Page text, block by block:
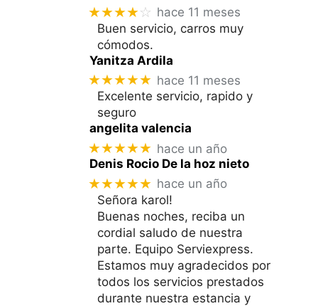
★★★★☆ hace 11 meses
Buen servicio, carros muy
cómodos.
Yanitza Ardila
★★★★★ hace 11 meses
Excelente servicio, rapido y
seguro
angelita valencia
★★★★★ hace un año
Denis Rocio De la hoz nieto
★★★★★ hace un año
Señora karol!
Buenas noches, reciba un
cordial saludo de nuestra
parte. Equipo Serviexpress.
Estamos muy agradecidos por
todos los servicios prestados
durante nuestra estancia y